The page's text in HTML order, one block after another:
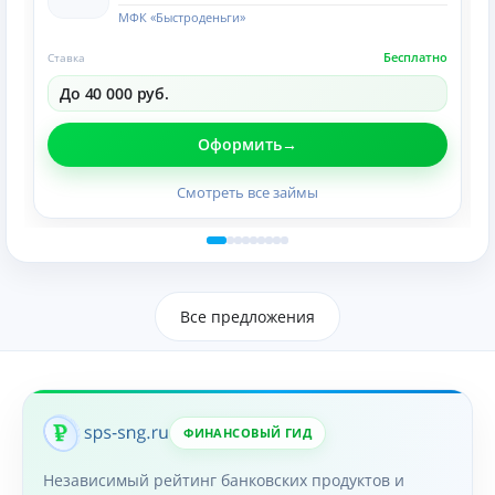
МФК «Быстроденьги»
Бесплатно
Ставка
До 40 000 руб.
Оформить
Смотреть все займы
Все предложения
ФИНАНСОВЫЙ ГИД
Независимый рейтинг банковских продуктов и